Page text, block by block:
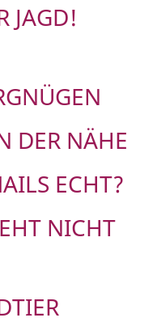
JAGD!
DER NÄHE
ECHT?
NICHT